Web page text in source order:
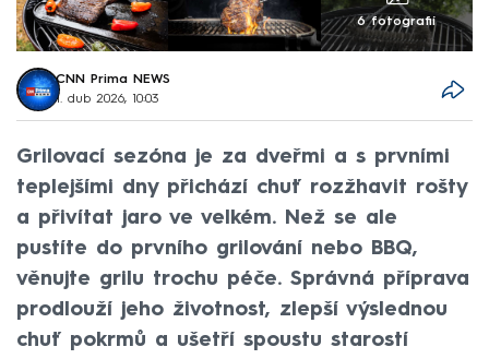
6 fotografií
CNN Prima NEWS
1. dub 2026, 10:03
Grilovací sezóna je za dveřmi a s prvními
teplejšími dny přichází chuť rozžhavit rošty
a přivítat jaro ve velkém. Než se ale
pustíte do prvního grilování nebo BBQ,
věnujte grilu trochu péče. Správná příprava
prodlouží jeho životnost, zlepší výslednou
chuť pokrmů a ušetří spoustu starostí